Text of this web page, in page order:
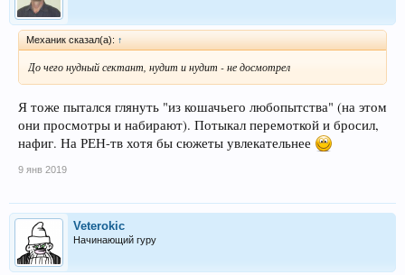
Механик сказал(а): ↑
До чего нудный сектант, нудит и нудит - не досмотрел
Я тоже пытался глянуть "из кошачьего любопытства" (на этом
они просмотры и набирают). Потыкал перемоткой и бросил,
нафиг. На РЕН-тв хотя бы сюжеты увлекательнее
9 янв 2019
Veterokic
Начинающий гуру